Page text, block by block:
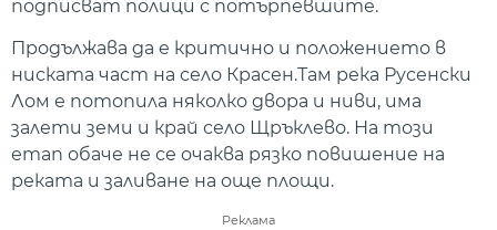
подписват полици с потърпевшите.
Продължава да е критично и положението в
ниската част на село Красен.Там река Русенски
Лом е потопила няколко двора и ниви, има
залети земи и край село Щръклево. На този
етап обаче не се очаква рязко повишение на
реката и заливане на още площи.
Реклама